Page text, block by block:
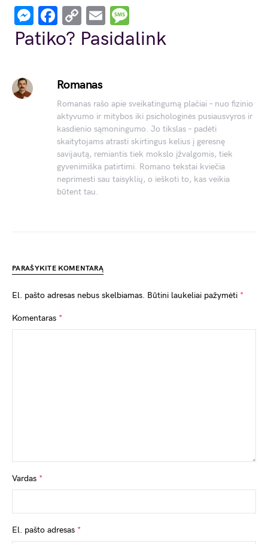
Messenger
Facebook
Copy
Link
Email
Patiko? Pasidalink
Romanas
Romanas rašo apie sveikatingumą plačiai – nuo fizinio
aktyvumo ir mitybos iki psichologinės pusiausvyros ir
kasdienio sąmoningumo. Jo tikslas – padėti
skaitytojams atrasti skirtingus kelius į geresnę
savijautą, remiantis tiek mokslo įžvalgomis, tiek
gyvenimiška patirtimi. Romano tekstai kviečia
neprimesti sau taisyklių, o ieškoti to, kas veikia
būtent tau.
PARAŠYKITE KOMENTARĄ
El. pašto adresas nebus skelbiamas. Būtini laukeliai pažymėti *
Komentaras *
Vardas *
El. pašto adresas *